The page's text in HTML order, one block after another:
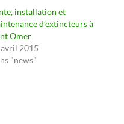
installation et
d’extincteurs à
Omer
2015
"news"